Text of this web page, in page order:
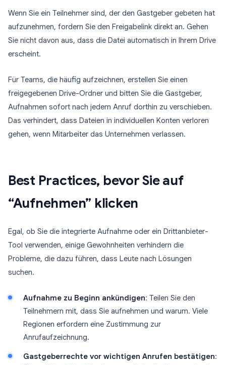
Wenn Sie ein Teilnehmer sind, der den Gastgeber gebeten hat
aufzunehmen, fordern Sie den Freigabelink direkt an. Gehen
Sie nicht davon aus, dass die Datei automatisch in Ihrem Drive
erscheint.
Für Teams, die häufig aufzeichnen, erstellen Sie einen
freigegebenen Drive-Ordner und bitten Sie die Gastgeber,
Aufnahmen sofort nach jedem Anruf dorthin zu verschieben.
Das verhindert, dass Dateien in individuellen Konten verloren
gehen, wenn Mitarbeiter das Unternehmen verlassen.
Best Practices, bevor Sie auf
“Aufnehmen” klicken
Egal, ob Sie die integrierte Aufnahme oder ein Drittanbieter-
Tool verwenden, einige Gewohnheiten verhindern die
Probleme, die dazu führen, dass Leute nach Lösungen
suchen.
Aufnahme zu Beginn ankündigen: Teilen Sie den
Teilnehmern mit, dass Sie aufnehmen und warum. Viele
Regionen erfordern eine Zustimmung zur
Anrufaufzeichnung.
Gastgeberrechte vor wichtigen Anrufen bestätigen: